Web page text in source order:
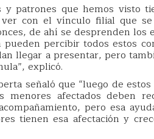
y patrones que hemos visto
con el vínculo filial que
de ahí se desprenden los
percibir todos estos
llegar a presentar, pero
explicó.
señaló que “luego de
menores afectados deben
pero esa
tienen esa afectación y